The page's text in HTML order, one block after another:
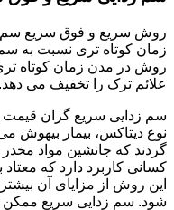
روش سریع و فوق سریع سم
زمان کوتاه تری نسبت به
روش در مدن زمان کوتاه
علائم ترک را تخفیف می دهد.
سم زدایی سریع گران
نوع دیتاکس، بیمار بیهوش
گردند که جانشین مواد
کسانی کاربرد دارد که
این روش از مزایای آن
شود. سم زدایی سریع ممکن